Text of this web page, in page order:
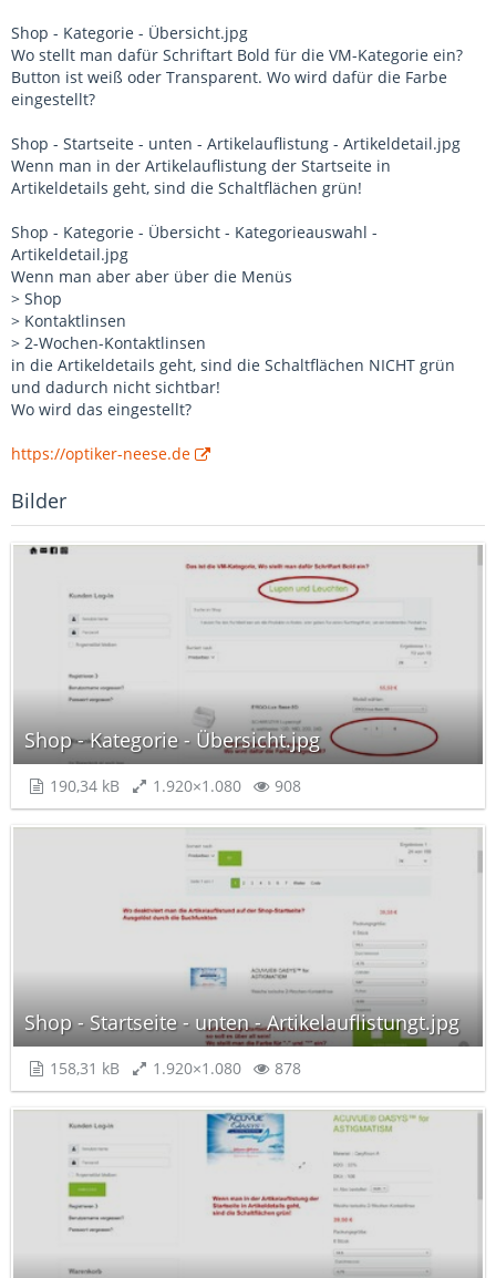
Shop - Kategorie - Übersicht.jpg
Wo stellt man dafür Schriftart Bold für die VM-Kategorie ein?
Button ist weiß oder Transparent. Wo wird dafür die Farbe
eingestellt?
Shop - Startseite - unten - Artikelauflistung - Artikeldetail.jpg
Wenn man in der Artikelauflistung der Startseite in
Artikeldetails geht, sind die Schaltflächen grün!
Shop - Kategorie - Übersicht - Kategorieauswahl -
Artikeldetail.jpg
Wenn man aber aber über die Menüs
> Shop
> Kontaktlinsen
> 2-Wochen-Kontaktlinsen
in die Artikeldetails geht, sind die Schaltflächen NICHT grün
und dadurch nicht sichtbar!
Wo wird das eingestellt?
https://optiker-neese.de
Bilder
Shop - Kategorie - Übersicht.jpg
190,34 kB 1.920×1.080 908
Shop - Startseite - unten - Artikelauflistungt.jpg
158,31 kB 1.920×1.080 878